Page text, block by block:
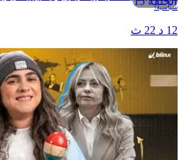
سياسية!
12 د 22 ث